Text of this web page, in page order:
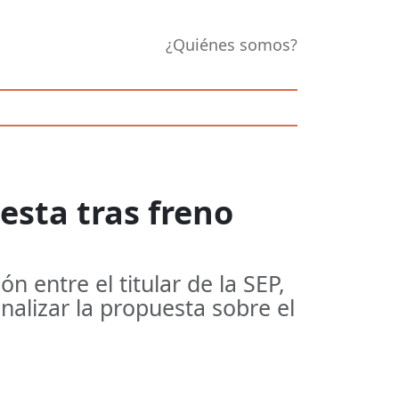
¿Quiénes somos?
tras freno
entre el titular de la SEP,
la propuesta sobre el